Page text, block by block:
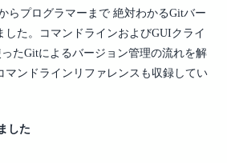
らプログラマーまで 絶対わかるGitバー
した。コマンドラインおよびGUIクライ
ったGitによるバージョン管理の流れを解
マンドラインリファレンスも収録してい
した